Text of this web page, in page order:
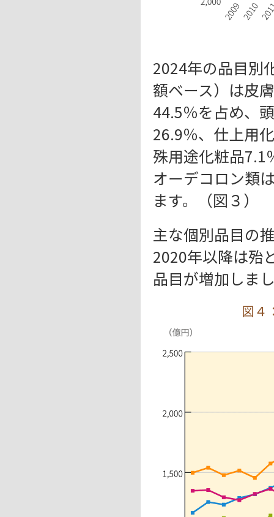
2024年の品目別
額ベース）は皮
44.5％を占め、
26.9％、仕上用
殊用途化粧品7.1
オーデコロン類
ます。（図３）
主な個別品目の
2020年以降は殆
品目が増加しま
図４